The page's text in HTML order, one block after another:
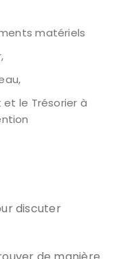
matériels
le Trésorier à
discuter